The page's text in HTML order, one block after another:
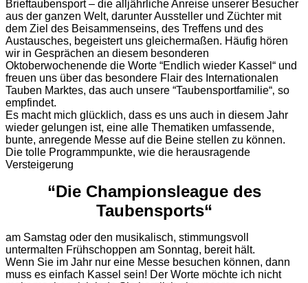
Brieftaubensport – die alljährliche Anreise unserer Besucher
aus der ganzen Welt, darunter Aussteller und Züchter mit
dem Ziel des Beisammenseins, des Treffens und des
Austausches, begeistert uns gleichermaßen. Häufig hören
wir in Gesprächen an diesem besonderen
Oktoberwochenende die Worte “Endlich wieder Kassel“ und
freuen uns über das besondere Flair des Internationalen
Tauben Marktes, das auch unsere “Taubensportfamilie“‚ so
empfindet.
Es macht mich glücklich, dass es uns auch in diesem Jahr
wieder gelungen ist, eine alle Thematiken umfassende,
bunte, anregende Messe auf die Beine stellen zu können.
Die tolle Programmpunkte, wie die herausragende
Versteigerung
“Die Championsleague des
Taubensports“
am Samstag oder den musikalisch, stimmungsvoll
untermalten Frühschoppen am Sonntag, bereit hält.
Wenn Sie im Jahr nur eine Messe besuchen können, dann
muss es einfach Kassel sein! Der Worte möchte ich nicht